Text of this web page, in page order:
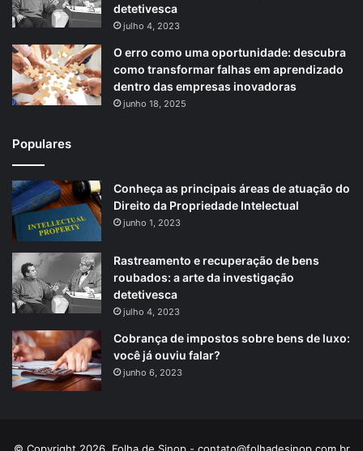
detetivesca
julho 4, 2023
O erro como uma oportunidade: descubra
como transformar falhas em aprendizado
dentro das empresas inovadoras
junho 18, 2025
Populares
Conheça as principais áreas de atuação do
Direito da Propriedade Intelectual
junho 1, 2023
Rastreamento e recuperação de bens
roubados: a arte da investigação
detetivesca
julho 4, 2023
Cobrança de impostos sobre bens de luxo:
você já ouviu falar?
junho 6, 2023
© Copyright 2026, Folha de Sinop - contato@folhadesinop.com.br